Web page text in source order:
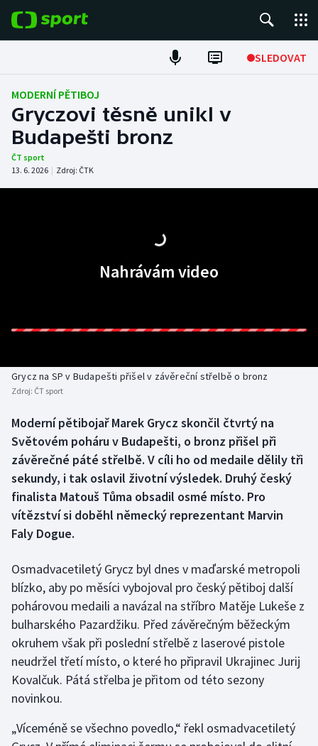
SLEDOVAT
Fotbal
Hokej
Tenis
Atletika
Baseball a softbal
Biatlon
Boby a skeleton
Box
Curling
Dostihy
Florbal
Futsal
Golf
Gymnastika
Házená
Jezdectví
Soutěže
Aplikace ČT sport
AZ kvíz
MODERNÍ PĚTIBOJ
Gryczovi těsně unikl v
Budapešti bronz
ČT sport
13. 6. 2026 | Zdroj: ČTK
Nahrávám video
Grycz na SP v Budapešti přišel v závěreční střelbě o bronz
Zdroj: ČT sport
Moderní pětibojař Marek Grycz skončil čtvrtý na
Světovém poháru v Budapešti, o bronz přišel při
závěrečné páté střelbě. V cíli ho od medaile dělily tři
sekundy, i tak oslavil životní výsledek. Druhý český
finalista Matouš Tůma obsadil osmé místo. Pro
vítězství si doběhl německý reprezentant Marvin
Faly Dogue.
Osmadvacetiletý Grycz byl dnes v maďarské metropoli
blízko, aby po měsíci vybojoval pro český pětiboj další
pohárovou medaili a navázal na stříbro Matěje Lukeše z
bulharského Pazardžiku. Před závěrečným běžeckým
okruhem však při poslední střelbě z laserové pistole
neudržel třetí místo, o které ho připravil Ukrajinec Jurij
Kovalčuk. Pátá střelba je přitom od této sezony
novinkou.
„Víceméně se všechno povedlo,“ řekl osmadvacetiletý